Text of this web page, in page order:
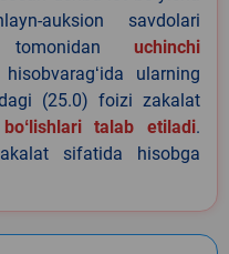
auksion savdolari
tomonidan uchinchi
ularning
(25.0) foizi zakalat
talab etiladi.
sifatida hisobga